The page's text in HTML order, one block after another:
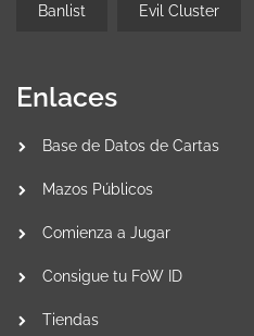
Banlist Evil Cluster
Enlaces
Base de Datos de Cartas
Mazos Públicos
Comienza a Jugar
Consigue tu FoW ID
Tiendas